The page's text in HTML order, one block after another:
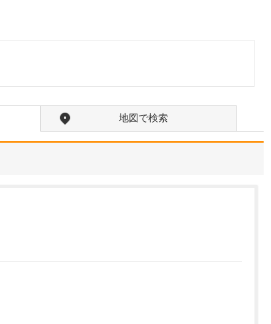
地図で検索
によってよく見えるよう
>>記事全文を読む